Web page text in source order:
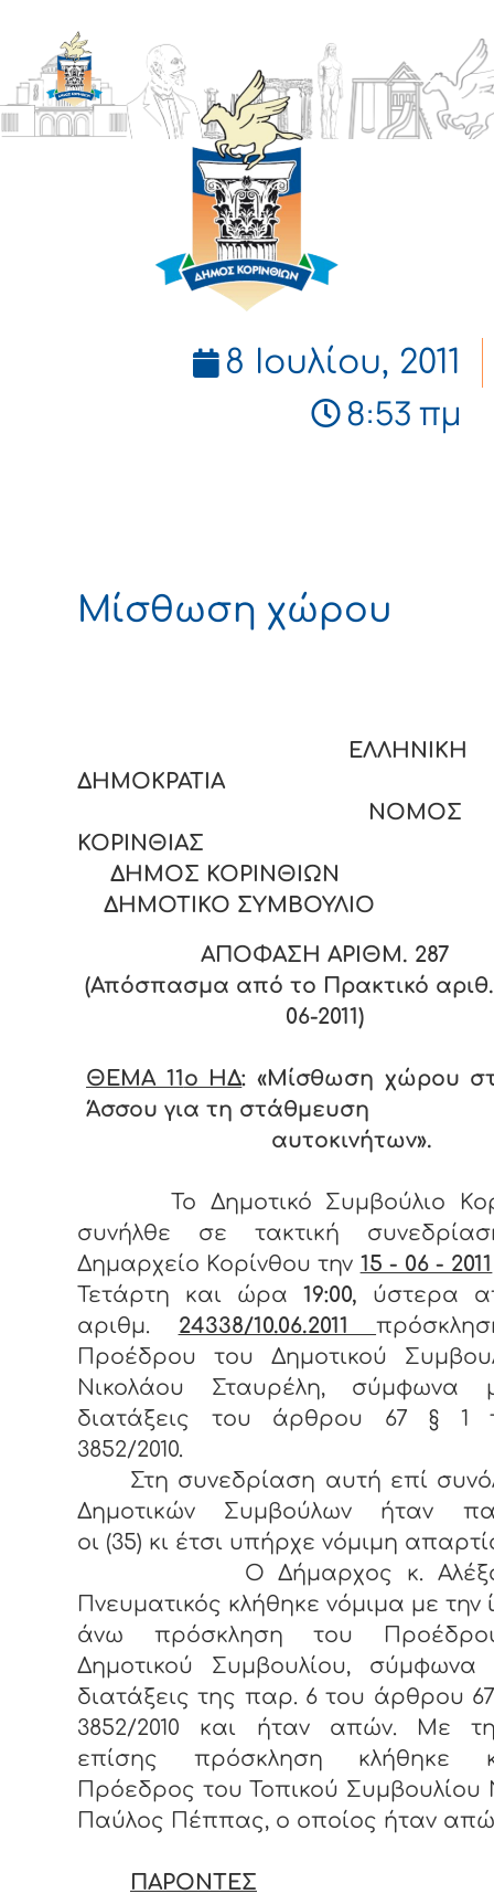
ΔΗΜΟΣ
ΚΟΡΙΝΘΙΩΝ
8 Ιουλίου, 2011
8:53 πμ
Μίσθωση χώρου
ΕΛΛΗΝΙΚΗ
ΔΗΜΟΚΡΑΤΙΑ
ΝΟΜΟΣ
ΚΟΡΙΝΘΙΑΣ
ΔΗΜΟΣ ΚΟΡΙΝΘΙΩΝ
ΔΗΜΟΤΙΚΟ ΣΥΜΒΟΥΛΙΟ
ΑΠΟΦΑΣΗ ΑΡΙΘΜ. 287
(Απόσπασμα από το Πρακτικό αριθ.
06-2011)
ΘΕΜΑ 11 o ΗΔ: «Μίσθωση χώρου
Άσσου για τη στάθμευση
αυτοκινήτων».
Το Δημοτικό Συμβούλιο
συνήλθε σε τακτική
Δημαρχείο Κορίνθου την 15 - 06 - 2011
Τετάρτη και ώρα19:00, ύστερα
αριθμ. 24338/10.06.2011
Προέδρου του Δημοτικού
Νικολάου Σταυρέλη, σύμφωνα
διατάξεις του άρθρου 67 § 1
3852/2010.
Στη συνεδρίαση αυτή επί
Δημοτικών Συμβούλων ήταν
οι (35) κι έτσι υπήρχε νόμιμη
Ο Δήμαρχος κ.
Πνευματικός κλήθηκε νόμιμα με την
άνω πρόσκληση του
Δημοτικού Συμβουλίου, σύμφωνα
διατάξεις της παρ. 6 του άρθρου
3852/2010 και ήταν απών. Με
επίσης πρόσκληση κλήθηκε
Πρόεδρος του Τοπικού Συμβουλίου
Παύλος Πέππας, ο οποίος ήταν
ΠΑΡΟΝΤΕΣ